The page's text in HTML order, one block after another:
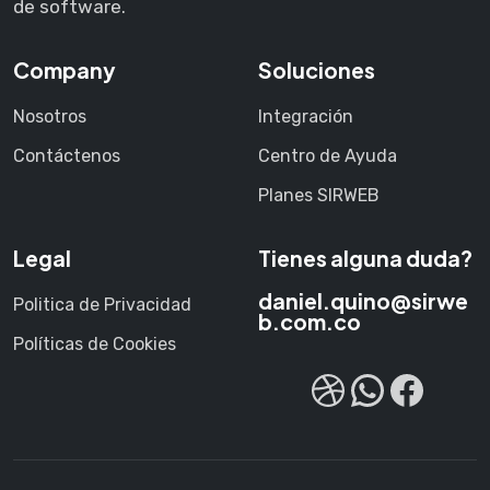
de software.
Company
Nosotros
Contáctenos
Soluciones
Integración
Centro de Ayuda
Planes SIRWEB
Legal
Politica de Privacidad
Políticas de Cookies
Tienes alguna duda?
daniel.quino@sirwe
b.com.co
Dribbble
Chatea con nostros